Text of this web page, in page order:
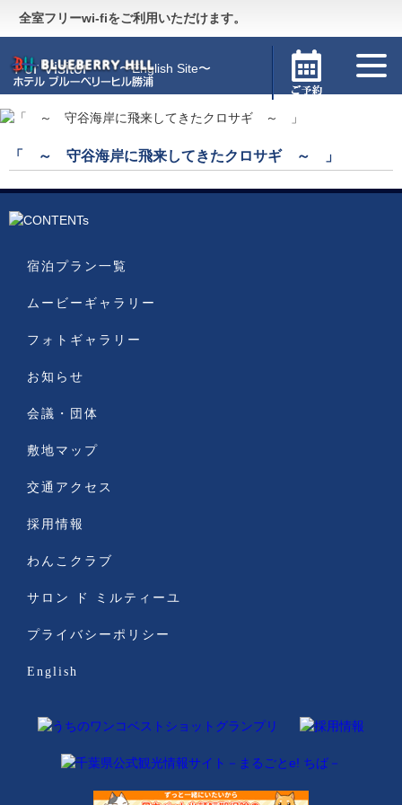
全室フリーwi-fiをご利用いただけます。
Guide 〜施設のご案内〜
For Visitor 〜English Site〜
「 ～ 守谷海岸に飛来してきたクロサギ ～ 」
宿泊プラン一覧
ムービーギャラリー
フォトギャラリー
お知らせ
会議・団体
敷地マップ
交通アクセス
採用情報
わんこクラブ
サロン ド ミルティーユ
プライバシーポリシー
English